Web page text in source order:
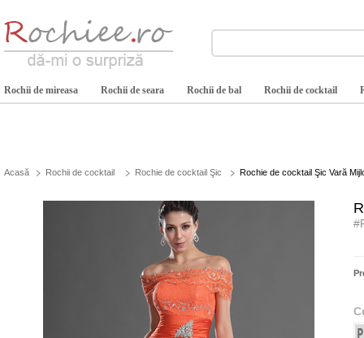
Rochii de mireasa Rochii de seara Rochii de bal Rochii de cocktail
Acasă Rochii de cocktail Rochie de cocktail Şic Rochie de cocktail Şic Vară